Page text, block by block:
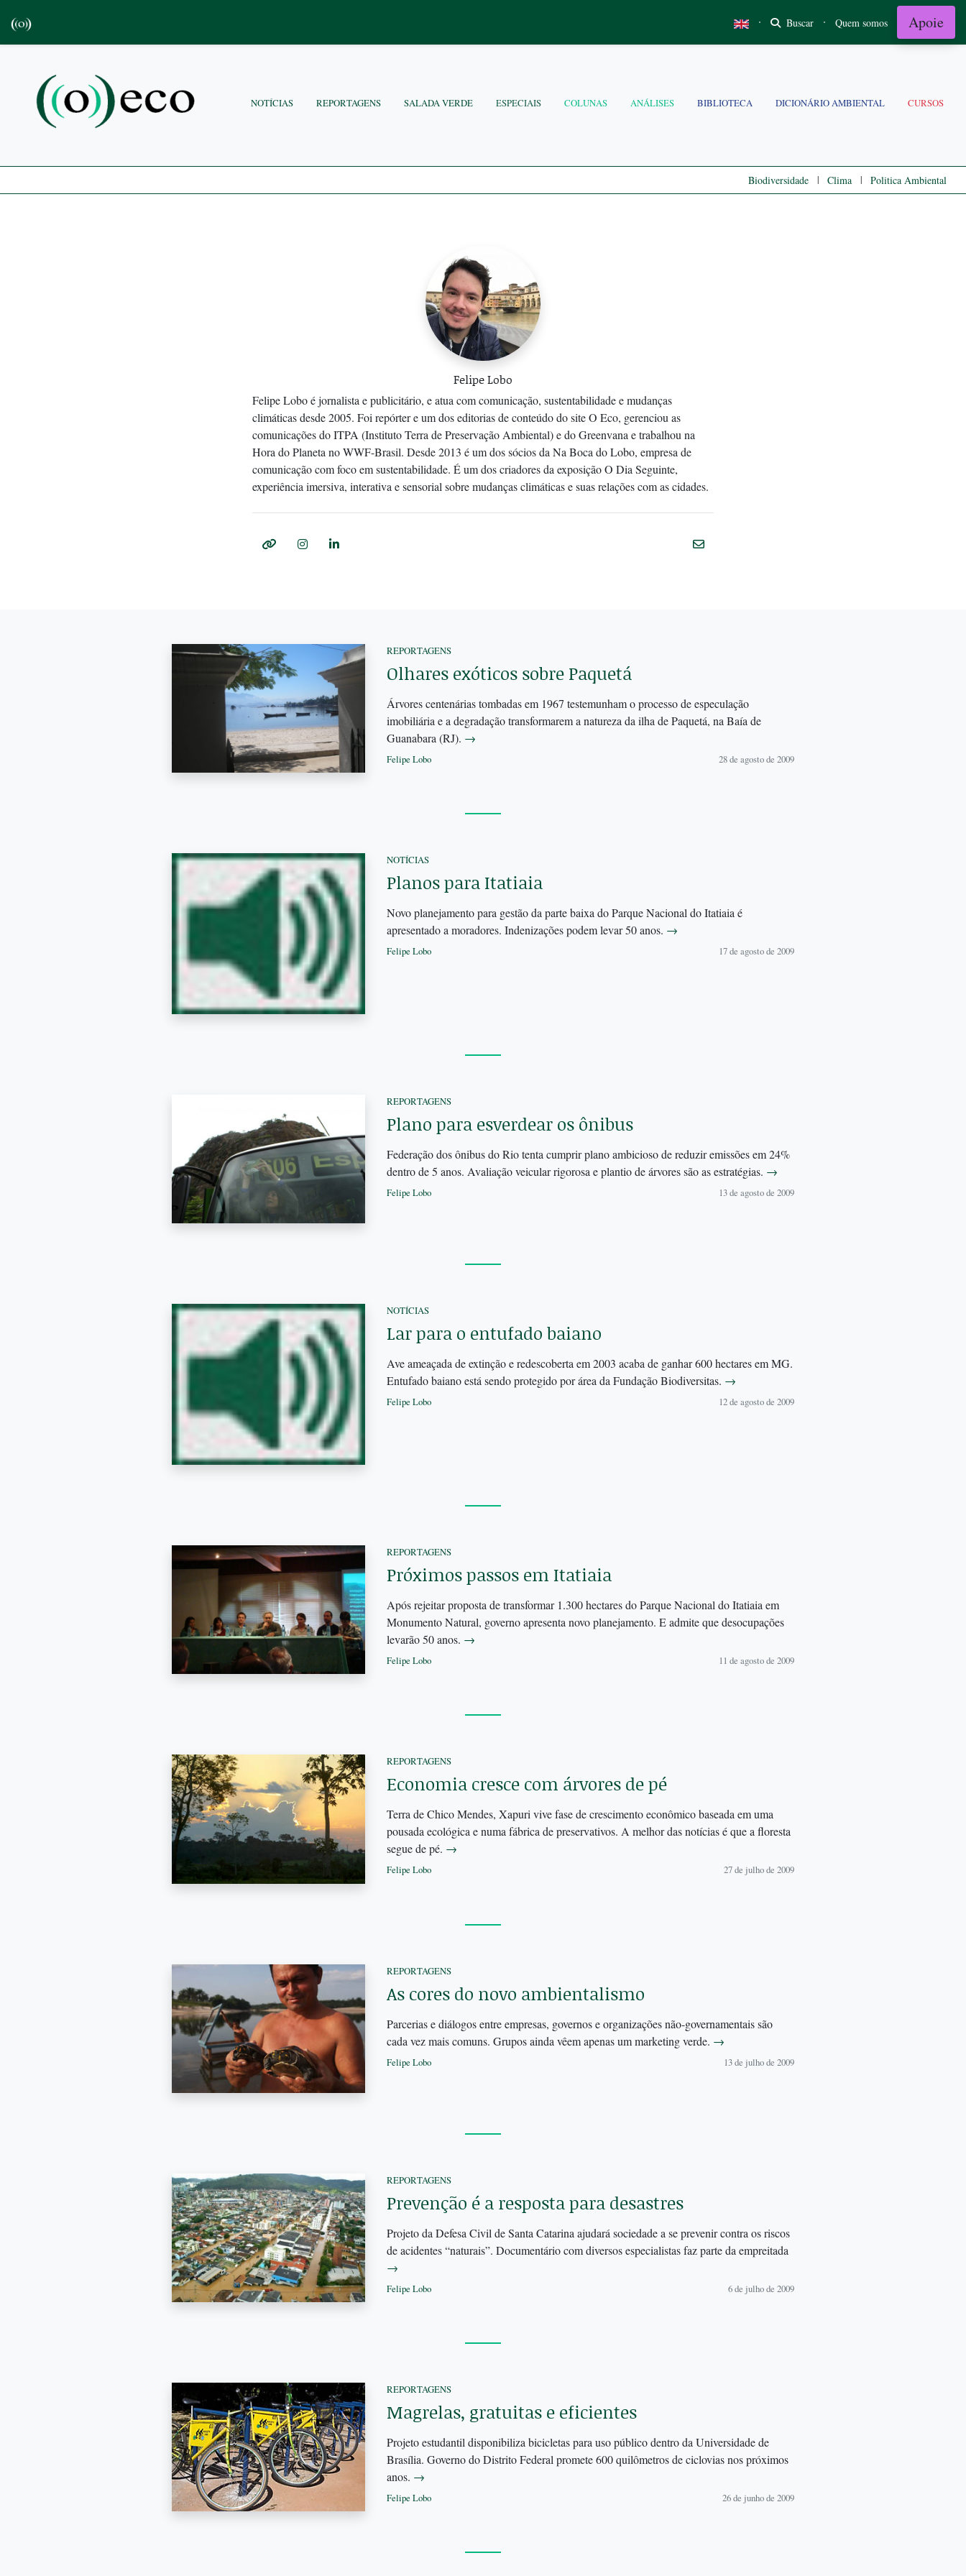
· Buscar · Quem somos Apoie
NOTÍCIAS REPORTAGENS SALADA VERDE ESPECIAIS COLUNAS ANÁLISES BIBLIOTECA DICIONÁRIO AMBIENTAL CURSOS
Biodiversidade | Clima | Politica Ambiental
Felipe Lobo
Felipe Lobo é jornalista e publicitário, e atua com comunicação, sustentabilidade e mudanças
climáticas desde 2005. Foi repórter e um dos editorias de conteúdo do site O Eco, gerenciou as
comunicações do ITPA (Instituto Terra de Preservação Ambiental) e do Greenvana e trabalhou na
Hora do Planeta no WWF-Brasil. Desde 2013 é um dos sócios da Na Boca do Lobo, empresa de
comunicação com foco em sustentabilidade. É um dos criadores da exposição O Dia Seguinte,
experiência imersiva, interativa e sensorial sobre mudanças climáticas e suas relações com as cidades.
REPORTAGENS
Olhares exóticos sobre Paquetá
Árvores centenárias tombadas em 1967 testemunham o processo de especulação
imobiliária e a degradação transformarem a natureza da ilha de Paquetá, na Baía de
Guanabara (RJ). →
Felipe Lobo 28 de agosto de 2009
NOTÍCIAS
Planos para Itatiaia
Novo planejamento para gestão da parte baixa do Parque Nacional do Itatiaia é
apresentado a moradores. Indenizações podem levar 50 anos. →
Felipe Lobo 17 de agosto de 2009
REPORTAGENS
Plano para esverdear os ônibus
Federação dos ônibus do Rio tenta cumprir plano ambicioso de reduzir emissões em 24%
dentro de 5 anos. Avaliação veicular rigorosa e plantio de árvores são as estratégias. →
Felipe Lobo 13 de agosto de 2009
NOTÍCIAS
Lar para o entufado baiano
Ave ameaçada de extinção e redescoberta em 2003 acaba de ganhar 600 hectares em MG.
Entufado baiano está sendo protegido por área da Fundação Biodiversitas. →
Felipe Lobo 12 de agosto de 2009
REPORTAGENS
Próximos passos em Itatiaia
Após rejeitar proposta de transformar 1.300 hectares do Parque Nacional do Itatiaia em
Monumento Natural, governo apresenta novo planejamento. E admite que desocupações
levarão 50 anos. →
Felipe Lobo 11 de agosto de 2009
REPORTAGENS
Economia cresce com árvores de pé
Terra de Chico Mendes, Xapuri vive fase de crescimento econômico baseada em uma
pousada ecológica e numa fábrica de preservativos. A melhor das notícias é que a floresta
segue de pé. →
Felipe Lobo 27 de julho de 2009
REPORTAGENS
As cores do novo ambientalismo
Parcerias e diálogos entre empresas, governos e organizações não-governamentais são
cada vez mais comuns. Grupos ainda vêem apenas um marketing verde. →
Felipe Lobo 13 de julho de 2009
REPORTAGENS
Prevenção é a resposta para desastres
Projeto da Defesa Civil de Santa Catarina ajudará sociedade a se prevenir contra os riscos
de acidentes “naturais”. Documentário com diversos especialistas faz parte da empreitada
→
Felipe Lobo 6 de julho de 2009
REPORTAGENS
Magrelas, gratuitas e eficientes
Projeto estudantil disponibiliza bicicletas para uso público dentro da Universidade de
Brasília. Governo do Distrito Federal promete 600 quilômetros de ciclovias nos próximos
anos. →
Felipe Lobo 26 de junho de 2009